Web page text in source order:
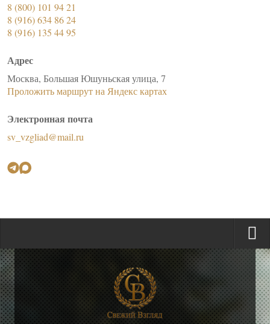
8 (800) 101 94 21
8 (916) 634 86 24
8 (916) 135 44 95
Адрес
Москва, Большая Юшуньская улица, 7
Проложить маршрут на Яндекс картах
Электронная почта
sv_vzgliad@mail.ru